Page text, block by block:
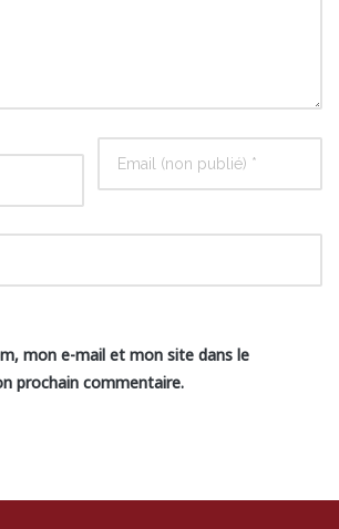
mon e-mail et mon site dans le
prochain commentaire.